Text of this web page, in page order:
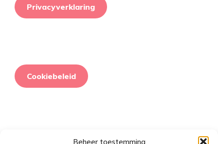
Beheer toestemming
Privacyverklaring
Cookiebeleid